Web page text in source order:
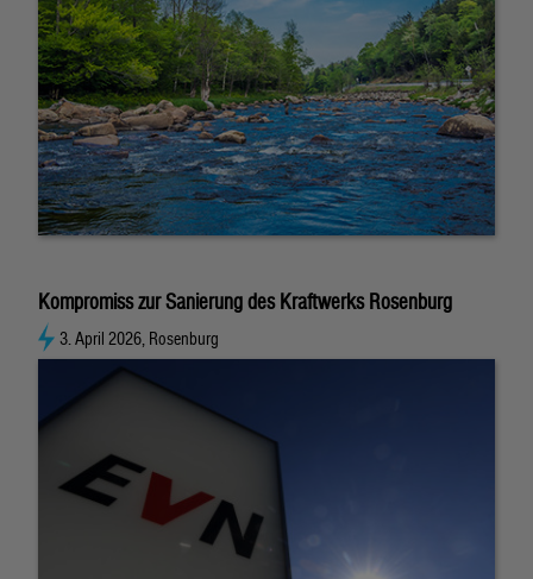
Kompromiss zur Sanierung des Kraftwerks Rosenburg
3. April 2026, Rosenburg